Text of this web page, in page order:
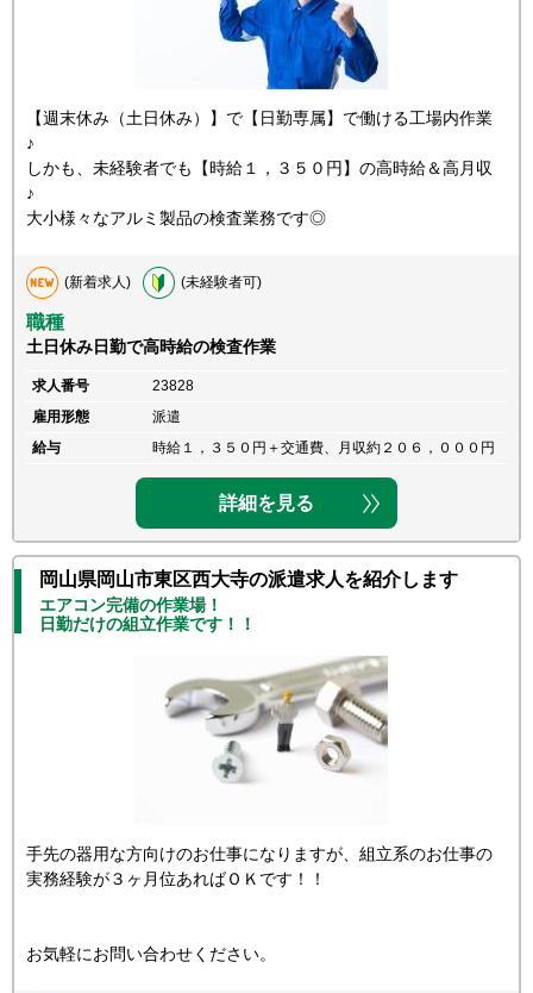
【週末休み（土日休み）】で【日勤専属】で働ける工場内作業
♪
しかも、未経験者でも【時給１，３５０円】の高時給＆高月収
♪
大小様々なアルミ製品の検査業務です◎
(新着求人) (未経験者可)
職種
土日休み日勤で高時給の検査作業
求人番号
23828
雇用形態
派遣
給与
時給１，３５０円＋交通費、月収約２０６，０００円
詳細を見る
岡山県岡山市東区西大寺の派遣求人を紹介します
エアコン完備の作業場！
日勤だけの組立作業です！！
手先の器用な方向けのお仕事になりますが、組立系のお仕事の
実務経験が３ヶ月位あればＯＫです！！
お気軽にお問い合わせください。